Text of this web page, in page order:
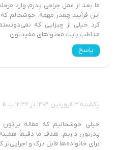
ما بعد از عمل جراحی پدرم وارد
این فرآیند چقدر مهمه. خوشحالم
کرد خیلی از چیزایی که
مداطب بابت محتواهای مفیدتون
پاسخ
یکشنبه 3 فروردین 1404 در 12:36 ب.ظ
خیلی خوشحالیم که مقاله براتون
پدرتون داریم. هدف ما دقیقاً همینه
برای خانواده‌ها قابل درک و